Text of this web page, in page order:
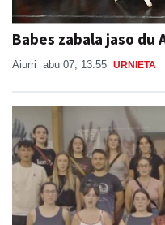
Babes zabala jaso du
Aiurri abu 07, 13:55 URNIETA